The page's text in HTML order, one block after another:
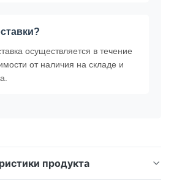
осуществляется в течение
от наличия на складе и
продукта